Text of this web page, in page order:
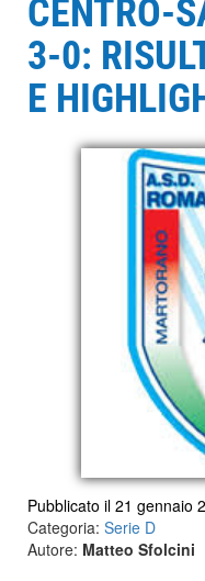
CENTRO-
3-0:
E
Pubblicato il 21 gennaio
Categoria: Serie D
Autore: Matteo Sfolcini